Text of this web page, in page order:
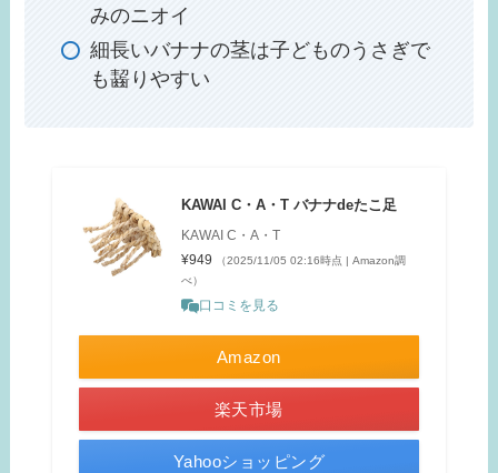
みのニオイ
細長いバナナの茎は子どものうさぎで
も齧りやすい
KAWAI C・A・T バナナdeたこ足
KAWAI C・A・T
¥949
（2025/11/05 02:16時点 | Amazon調
べ）
口コミを見る
Amazon
楽天市場
Yahooショッピング